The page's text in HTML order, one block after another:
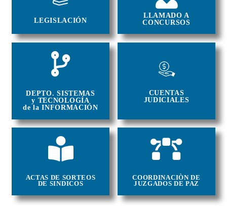
LEGISLACIÓN
LLAMADO A
CONCURSOS
DEPTO. SISTEMAS
y TECNOLOGÍA
de la INFORMACIÓN
CUENTAS
JUDICIALES
ACTAS DE SORTEOS
DE SINDICOS
COORDINACIÒN DE
JUZGADOS DE PAZ